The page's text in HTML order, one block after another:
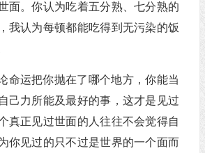
面。你认为吃着五分熟、七分熟的
我认为每顿都能吃得到无污染的饭
命运把你抛在了哪个地方，你能当
己力所能及最好的事，这才是见过
真正见过世面的人往往不会觉得自
你见过的只不过是世界的一个面而